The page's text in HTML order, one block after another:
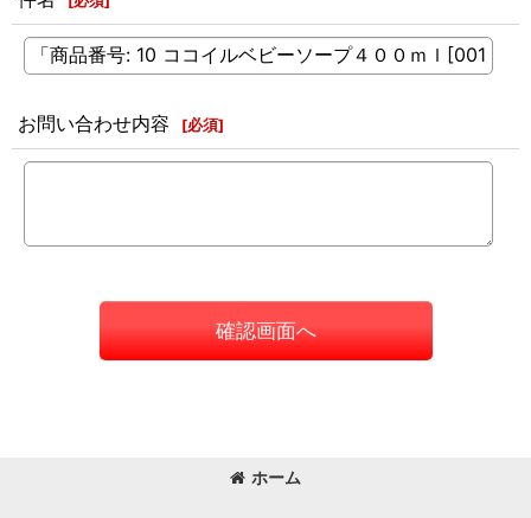
お問い合わせ内容 [必須]
確認画面へ
ホーム